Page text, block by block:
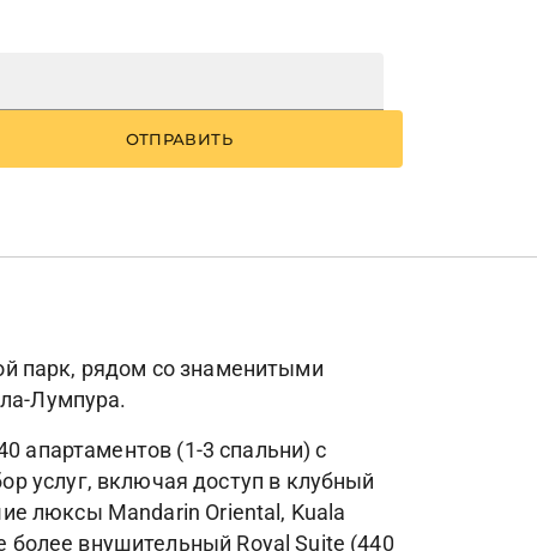
ОТПРАВИТЬ
парк, рядом со знаменитыми
Лумпура.
апартаментов (1-3 спальни) с
услуг, включая доступ в клубный
люксы Mandarin Oriental, Kuala
внушительный Royal Suite (440